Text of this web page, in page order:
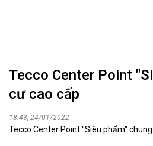
Tecco Center Point
cư cao cấp
18:43, 24/01/2022
Tecco Center Point "Siêu phẩm"